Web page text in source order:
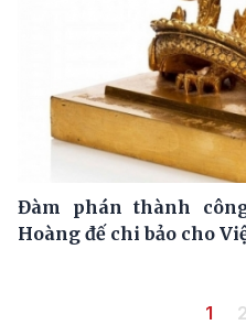
Đàm phán thành
Hoàng đế chi bảo cho
1 2